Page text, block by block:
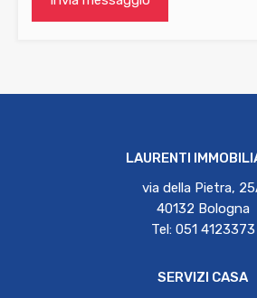
LAURENTI
via della Pietra,
40132 Bologna
Tel: 051 4123373
SERVIZI CASA